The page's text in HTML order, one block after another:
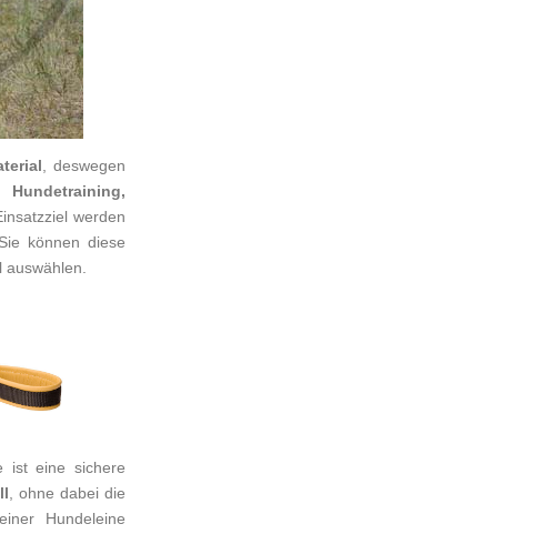
, deswegen
werden
können diese
auswählen.
ist eine sichere
, ohne dabei die
Hundeleine